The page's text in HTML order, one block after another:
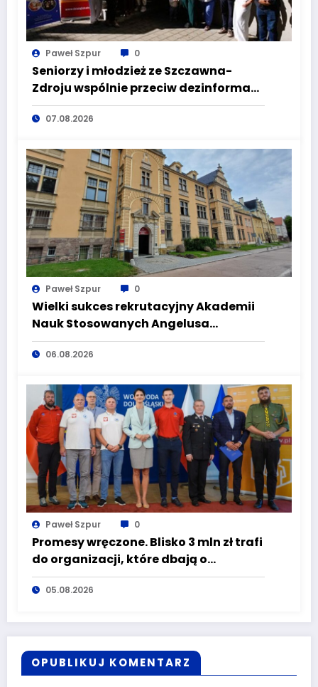
Paweł Szpur 0
Seniorzy i młodzież ze Szczawna-
Zdroju wspólnie przeciw dezinformacji
i manipulacji
07.08.2026
Paweł Szpur 0
Wielki sukces rekrutacyjny Akademii
Nauk Stosowanych Angelusa
Silesiusa! Uczelnia bije rekordy, ale Ty
wciąż masz szansę – weź udział w II
06.08.2026
Paweł Szpur 0
Promesy wręczone. Blisko 3 mln zł trafi
do organizacji, które dbają o
bezpieczeństwo mieszkańców
Dolnego Śląska
05.08.2026
OPUBLIKUJ KOMENTARZ